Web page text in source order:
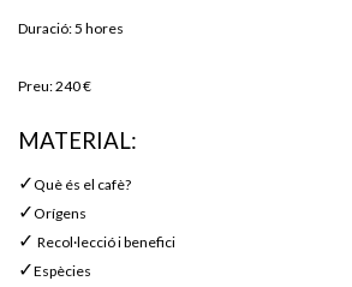
Duració: 5 hores
Preu: 240 €
MATERIAL:
✓Què és el cafè?
✓Orígens
✓ Recol·lecció i benefici
✓Espècies